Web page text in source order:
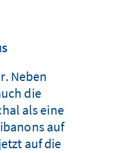
Neben
die
als eine
auf
auf die